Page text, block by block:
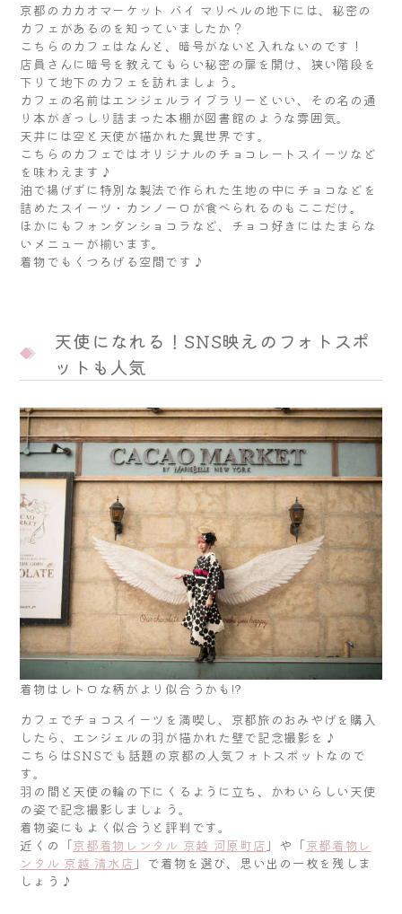
京都のカカオマーケット バイ マリベルの地下には、秘密の
カフェがあるのを知っていましたか？
こちらのカフェはなんと、暗号がないと入れないのです！
店員さんに暗号を教えてもらい秘密の扉を開け、狭い階段を
下りて地下のカフェを訪れましょう。
カフェの名前はエンジェルライブラリーといい、その名の通
り本がぎっしり詰まった本棚が図書館のような雰囲気。
天井には空と天使が描かれた異世界です。
こちらのカフェではオリジナルのチョコレートスイーツなど
を味わえます♪
油で揚げずに特別な製法で作られた生地の中にチョコなどを
詰めたスイーツ・カンノーロが食べられるのもここだけ。
ほかにもフォンダンショコラなど、チョコ好きにはたまらな
いメニューが揃います。
着物でもくつろげる空間です♪
天使になれる！SNS映えのフォトスポ
ットも人気
着物はレトロな柄がより似合うかも!?
カフェでチョコスイーツを満喫し、京都旅のおみやげを購入
したら、エンジェルの羽が描かれた壁で記念撮影を♪
こちらはSNSでも話題の京都の人気フォトスポットなので
す。
羽の間と天使の輪の下にくるように立ち、かわいらしい天使
の姿で記念撮影しましょう。
着物姿にもよく似合うと評判です。
近くの「京都着物レンタル 京越 河原町店 」や「京都着物レ
ンタル 京越 清水店 」で着物を選び、思い出の一枚を残しま
しょう♪